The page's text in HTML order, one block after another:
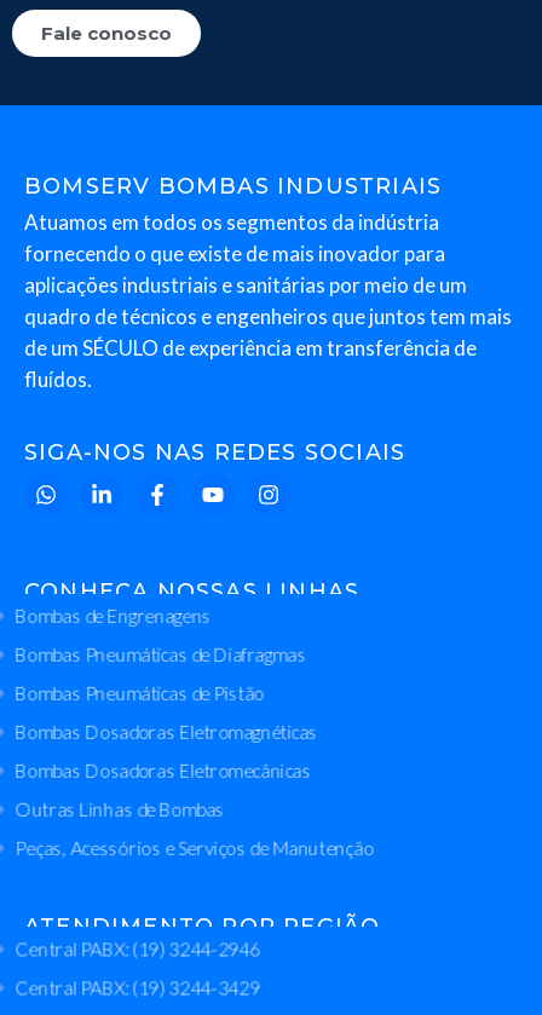
Fale conosco
BOMSERV BOMBAS INDUSTRIAIS
Atuamos em todos os segmentos da indústria
fornecendo o que existe de mais inovador para
aplicações industriais e sanitárias por meio de um
quadro de técnicos e engenheiros que juntos tem mais
de um SÉCULO de experiência em transferência de
fluídos.
SIGA-NOS NAS REDES SOCIAIS
CONHEÇA NOSSAS LINHAS
Bombas de Engrenagens
Bombas Pneumáticas de Diafragmas
Bombas Pneumáticas de Pistão
Bombas Dosadoras Eletromagnéticas
Bombas Dosadoras Eletromecânicas
Outras Linhas de Bombas
Peças, Acessórios e Serviços de Manutenção
ATENDIMENTO POR REGIÃO
Central PABX: (19) 3244-2946
Central PABX: (19) 3244-3429